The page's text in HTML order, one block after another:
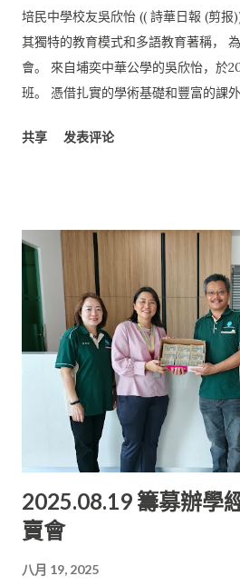
她祝賀獲獎榮歸的學生，也感謝所有
願這份榮耀成為學生前進的動力， 也
搖籃。
培民中學校友吳欣怡 (( 詩華日報 (剪报
其獨特的教育模式和多語教育著稱，
會。 來自埔奕中華公學的吳欣怡，於
班。 憑借扎實的學術基礎和豐富的課
信，語言能力的提升不僅取決於學校
發現培中所給予的知識基礎相當扎實
優勢。 她慶幸自己在培中完成高中課
憑課程( Diploma)的相關知識，使得
欣怡說，培中十分注重學生的全面發
自信心、責任感與溝通技巧的培養。
而然地成為團隊的領導者， 並憑借出
共關係部的重要職務。 她說，“文憑是
來發展的關鍵。 每個人的道路不同，
就是學習的過程， 而學習也能成為我
共享 发表评论
2025.08.19 籌募辦學
賣會
八月 19, 2025